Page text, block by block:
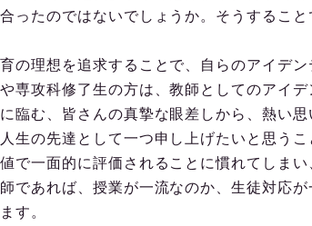
ったのではないでしょうか。そうするこ
の理想を追求することで、自らのアイデ
専攻科修了生の方は、教師としてのアイ
臨む、皆さんの真摯な眼差しから、熱い思
の先達として一つ申し上げたいと思うこ
で一面的に評価されることに慣れてしま
であれば、授業が一流なのか、生徒対応
す。